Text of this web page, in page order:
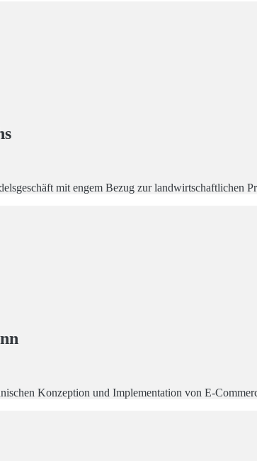
mit engem Bezug zur landwirtschaftlichen
Konzeption und Implementation von E-